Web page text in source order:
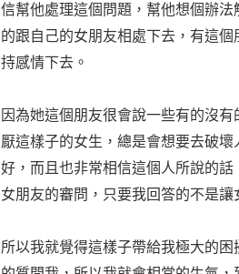
信幫他處理這個問題，幫他想個辦
的跟自己的女朋友相處下去，有這
持感情下去。
因為她這個朋友很會說一些有的沒
厭這樣子的女生，總是會想要去破
好，而且也非常相信這個人所說的
女朋友的審問，只要我回答的不是
所以我就覺得這樣子帶給我極大的